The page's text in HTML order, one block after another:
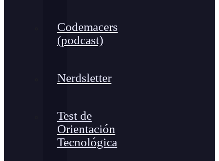
Codemacers
(podcast)
Nerdsletter
Test de
Orientación
Tecnológica